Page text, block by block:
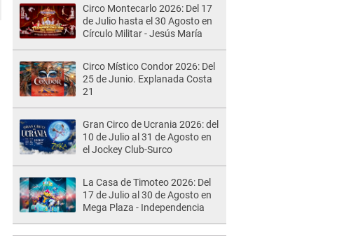
Circo Montecarlo 2026: Del 17
de Julio hasta el 30 Agosto en
Círculo Militar - Jesús María
Circo Místico Condor 2026: Del
25 de Junio. Explanada Costa
21
Gran Circo de Ucrania 2026: del
10 de Julio al 31 de Agosto en
el Jockey Club-Surco
La Casa de Timoteo 2026: Del
17 de Julio al 30 de Agosto en
Mega Plaza - Independencia